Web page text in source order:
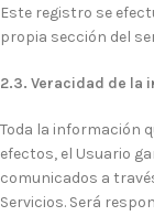
Este registro se
propia sección del
2.3. Veracidad de la
Toda la información
efectos, el Usuario
comunicados a
Servicios. Será